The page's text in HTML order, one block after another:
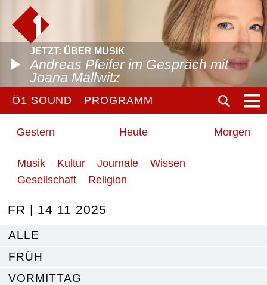
JETZT: ÜBER MUSIK
Andreas Pfeifer im Gespräch mit
Joana Mallwitz
Ö1 SOUND PROGRAMM
Gestern Heute Morgen
Musik Kultur Journale
Wissen
Gesellschaft
Religion
FR | 14 11 2025
ALLE
FRÜH
VORMITTAG